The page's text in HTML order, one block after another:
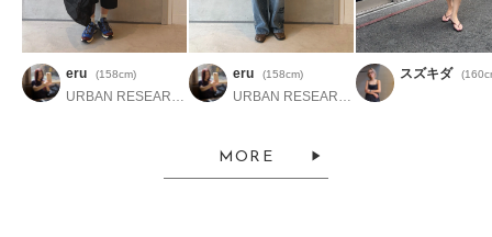
eru (158cm)
URBAN RESEARCH Store ルクア大阪
eru (158cm)
URBAN RESEARCH Store ルクア大阪
スズキダ
MORE